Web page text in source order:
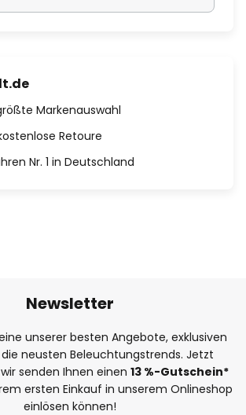
Markenauswahl
Retoure
Nr. 1 in Deutschland
Newsletter
unserer besten Angebote, exklusiven
neusten Beleuchtungstrends. Jetzt
senden Ihnen einen 13 %-Gutschein*
ersten Einkauf in unserem Onlineshop
einlösen können!